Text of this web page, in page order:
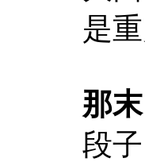
是重
那
段